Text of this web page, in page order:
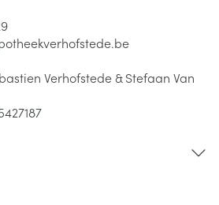
Verhofstede & Stefaan Van